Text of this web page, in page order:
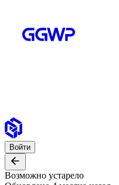
Войти
Возможно устарело